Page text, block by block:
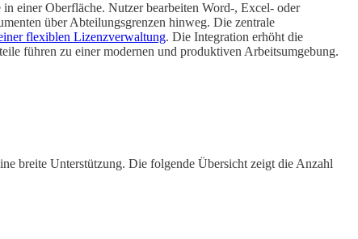
einer Oberfläche. Nutzer bearbeiten Word-, Excel- oder
über Abteilungsgrenzen hinweg. Die zentrale
flexiblen Lizenzverwaltung. Die Integration erhöht die
führen zu einer modernen und produktiven Arbeitsumgebung.
breite Unterstützung. Die folgende Übersicht zeigt die Anzahl